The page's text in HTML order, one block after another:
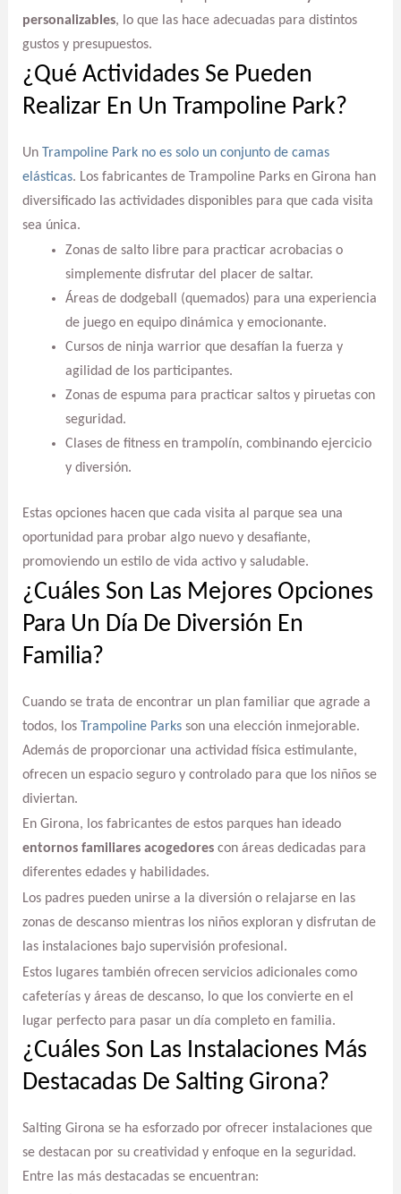
personalizables, lo que las hace adecuadas para distintos
gustos y presupuestos.
¿Qué Actividades Se Pueden
Realizar En Un Trampoline Park?
Un
Trampoline Park no es solo un conjunto de camas
elásticas. Los fabricantes de Trampoline Parks en Girona han
diversificado las actividades disponibles para que cada visita
sea única.
Zonas de salto libre para practicar acrobacias o
simplemente disfrutar del placer de saltar.
Áreas de dodgeball (quemados) para una experiencia
de juego en equipo dinámica y emocionante.
Cursos de ninja warrior que desafían la fuerza y
agilidad de los participantes.
Zonas de espuma para practicar saltos y piruetas con
seguridad.
Clases de fitness en trampolín, combinando ejercicio
y diversión.
Estas opciones hacen que cada visita al parque sea una
oportunidad para probar algo nuevo y desafiante,
promoviendo un estilo de vida activo y saludable.
¿Cuáles Son Las Mejores Opciones
Para Un Día De Diversión En
Familia?
Cuando se trata de encontrar un plan familiar que agrade a
todos, los
Trampoline Parksson una elección inmejorable.
Además de proporcionar una actividad física estimulante,
ofrecen un espacio seguro y controlado para que los niños se
diviertan.
En Girona, los fabricantes de estos parques han ideado
entornos familiares acogedorescon áreas dedicadas para
diferentes edades y habilidades.
Los padres pueden unirse a la diversión o relajarse en las
zonas de descanso mientras los niños exploran y disfrutan de
las instalaciones bajo supervisión profesional.
Estos lugares también ofrecen servicios adicionales como
cafeterías y áreas de descanso, lo que los convierte en el
lugar perfecto para pasar un día completo en familia.
¿Cuáles Son Las Instalaciones Más
Destacadas De Salting Girona?
Salting Girona se ha esforzado por ofrecer instalaciones que
se destacan por su creatividad y enfoque en la seguridad.
Entre las más destacadas se encuentran: